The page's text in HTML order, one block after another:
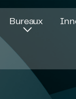
Bureaux